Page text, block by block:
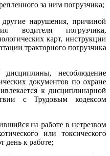
за ним погрузчика;
нарушения, причиной
водителя погрузчика,
карт, инструкции
тракторного погрузчика
несоблюдение
документов по охране
к дисциплинарной
с Трудовым кодексом
на работе в нетрезвом
или токсического
день к работе;